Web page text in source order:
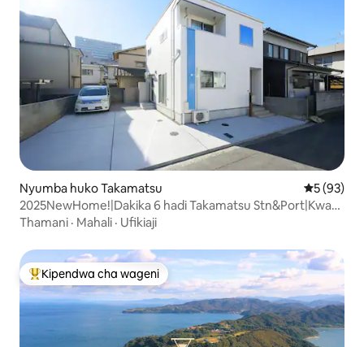
Nyumba huko Takamatsu Ukadiriaji
5 (93)
2025NewHome!|Dakika 6 hadi Takamatsu Stn&Port|Kwa
familia
Thamani · Mahali · Ufikiaji
Kipendwa maarufu cha wageni
Kipendwa cha wageni